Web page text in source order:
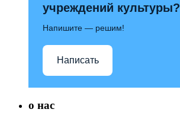
учреждений культуры?
Напишите — решим!
Написать
о нас